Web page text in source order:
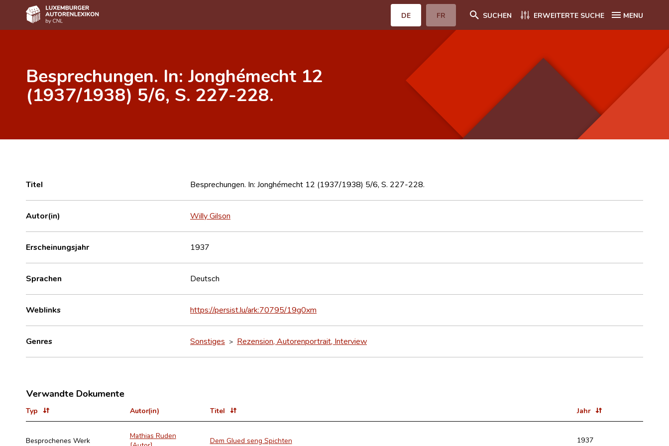
DE FR SUCHEN ERWEITERTE SUCHE MENU
Autor(inn)en A-Z
Erweiterte Suche
Besprechungen. In: Jonghémecht 12
(1937/1938) 5/6, S. 227-228.
Titel Besprechungen. In: Jonghémecht 12 (1937/1938) 5/6, S. 227-228.
Autor(in) Willy Gilson
Erscheinungsjahr 1937
Sprachen Deutsch
Weblinks https://persist.lu/ark:70795/19g0xm
Genres Sonstiges > Rezension, Autorenportrait, Interview
Verwandte Dokumente
Typ Autor(in) Titel Jahr
Besprochenes Werk
Mathias Ruden
Dem Glued seng Spichten 1937